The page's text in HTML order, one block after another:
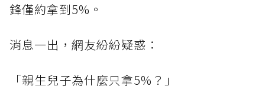
鋒僅約拿到5%。
消息一出，網友紛紛疑惑：
「親生兒子為什麼只拿5%？」